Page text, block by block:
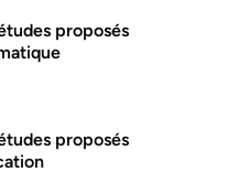
proposés
proposés